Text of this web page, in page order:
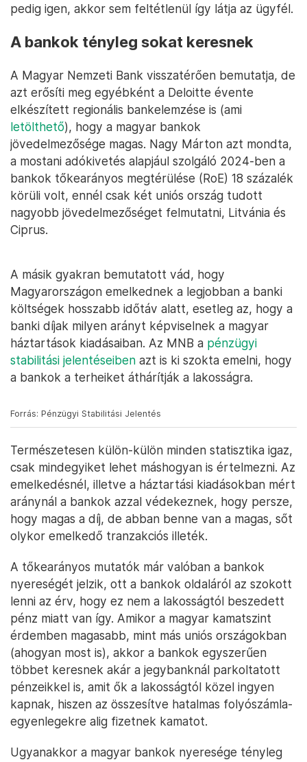
pedig igen, akkor sem feltétlenül így látja az ügyfél.
A bankok tényleg sokat keresnek
A Magyar Nemzeti Bank visszatérően bemutatja, de
azt erősíti meg egyébként a Deloitte évente
elkészített regionális bankelemzése is (ami
letölthető), hogy a magyar bankok
jövedelmezősége magas. Nagy Márton azt mondta,
a mostani adókivetés alapjául szolgáló 2024-ben a
bankok tőkearányos megtérülése (RoE) 18 százalék
körüli volt, ennél csak két uniós ország tudott
nagyobb jövedelmezőséget felmutatni, Litvánia és
Ciprus.
A másik gyakran bemutatott vád, hogy
Magyarországon emelkednek a legjobban a banki
költségek hosszabb időtáv alatt, esetleg az, hogy a
banki díjak milyen arányt képviselnek a magyar
háztartások kiadásaiban. Az MNB a pénzügyi
stabilitási jelentéseiben azt is ki szokta emelni, hogy
a bankok a terheiket áthárítják a lakosságra.
Forrás: Pénzügyi Stabilitási Jelentés
Természetesen külön-külön minden statisztika igaz,
csak mindegyiket lehet máshogyan is értelmezni. Az
emelkedésnél, illetve a háztartási kiadásokban mért
aránynál a bankok azzal védekeznek, hogy persze,
hogy magas a díj, de abban benne van a magas, sőt
olykor emelkedő tranzakciós illeték.